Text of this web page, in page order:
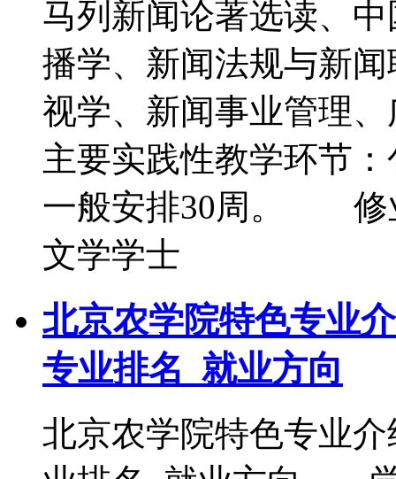
马列新闻论著选读、
播学、新闻法规与新
视学、新闻事业管
主要实践性教学环节
一般安排30周。
文学学士
北京农学院特色专业
专业排名_就业方向
北京农学院特色专业